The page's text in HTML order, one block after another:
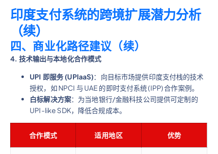
印度支付系统的跨境扩展潜力分析
（续）
四、商业化路径建议（续）
4. 技术输出与本地化合作模式
UPI 即服务 (UPIaaS)：向目标市场提供印度支付栈的技术
授权，如 NPCI 与 UAE 的即时支付系统 (IPP) 合作案例。
白标解决方案：为当地银行/金融科技公司提供可定制的
UPI-like SDK，降低合规成本。
合作模式 适用地区 优势